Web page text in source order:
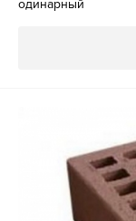
одинарный